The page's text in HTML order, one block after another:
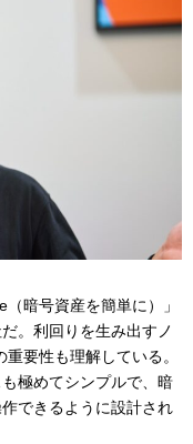
暗号資産を簡単に）」
。利回りを生み出すノ
要性も理解している。
極めてシンプルで、暗
できるように設計され